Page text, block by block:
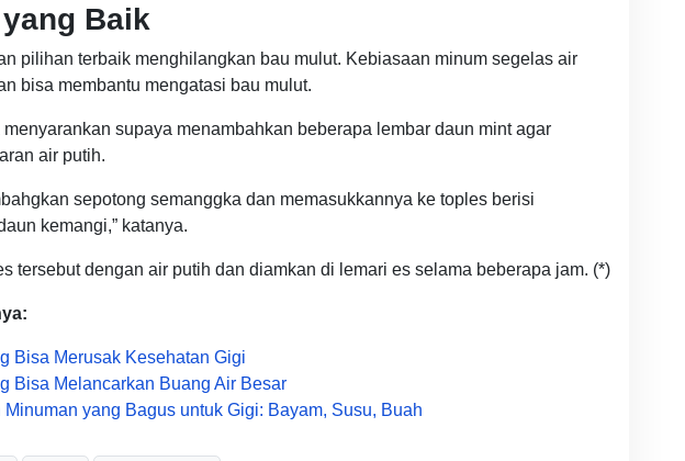
Baik
pilihan terbaik menghilangkan bau mulut. Kebiasaan minum segelas air
bisa membantu mengatasi bau mulut.
menyarankan supaya menambahkan beberapa lembar daun mint agar
air putih.
sepotong semanggka dan memasukkannya ke toples berisi
kemangi,” katanya.
tersebut dengan air putih dan diamkan di lemari es selama beberapa jam. (*)
Bisa Merusak Kesehatan Gigi
Bisa Melancarkan Buang Air Besar
Minuman yang Bagus untuk Gigi: Bayam, Susu, Buah